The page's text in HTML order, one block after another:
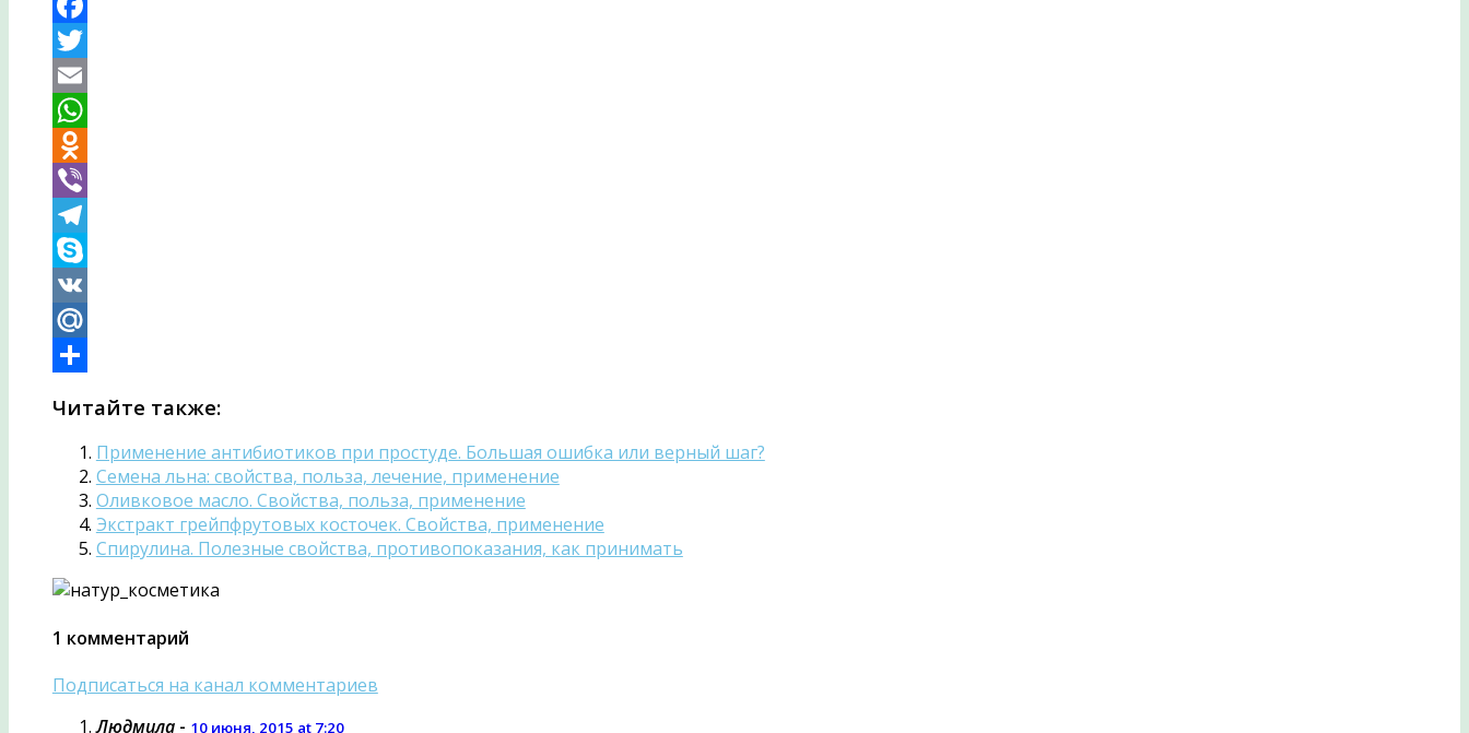
Facebook
Twitter
Email
WhatsApp
Odnoklassniki
Viber
Telegram
Skype
VK
Mail.Ru
Читайте также:
Применение антибиотиков при простуде. Большая ошибка или верный шаг?
Семена льна: свойства, польза, лечение, применение
Оливковое масло. Свойства, польза, применение
Экстракт грейпфрутовых косточек. Свойства, применение
Спирулина. Полезные свойства, противопоказания, как принимать
1 комментарий
Подписаться на канал комментариев
Людмила - 10 июня, 2015 at 7:20